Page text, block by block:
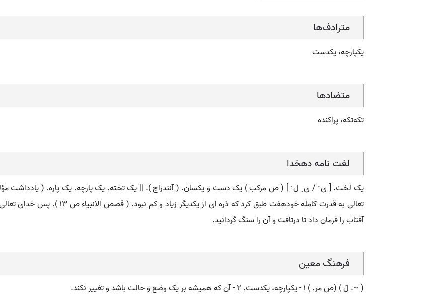
مترادف‌ها
یکپارچه، یکدست
متضادها
تکه‌تکه، پراکنده
لغت نامه دهخدا
یک لخت. [ ی َ / ی ِ ل َ ] ( ص مرکب ) یک دست و یکسان. ( آنندراج ). || یک تخته. یک پارچه. یک پاره. ( یادداشت
تعالی به قدرت کامله خودهفت طبق کرد
آفتاب را فرمان داد تا درتافت و آن را سنگ گردانید.
فرهنگ معین
( ~. لَ ) (ص مر. ) ۱ - یکپارچه، یکدست. ۲ - آن که همیشه بر یک وضع و حالت باشد و تغییر نکند.